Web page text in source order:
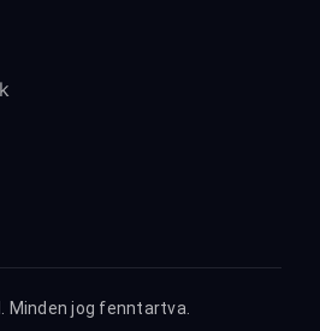
Minden jog fenntartva.